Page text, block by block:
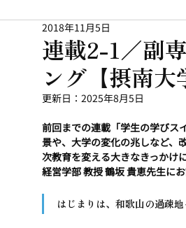
連載2-1／副
ング【摂南大
2018年11月5日
更新日： 2025年8月5日
前回までの連載「学生の学びス
景や、大学の変化の兆しなど、
次教育を変える大きなきっかけ
経営学部 教授 鶴坂 貴恵先生にお
はじまりは、和歌山の過疎